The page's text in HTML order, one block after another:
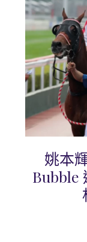
姚本
Bubble